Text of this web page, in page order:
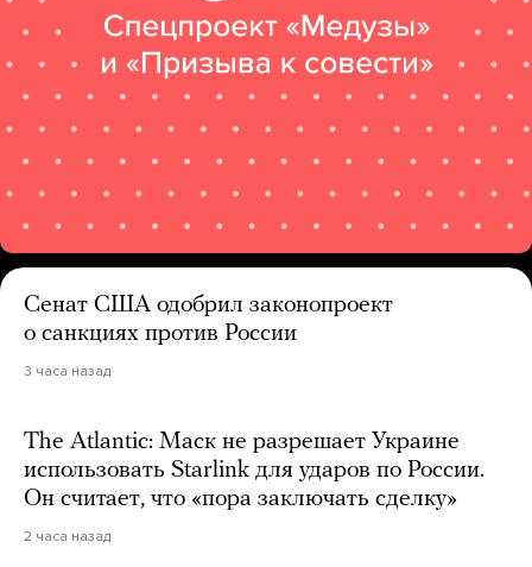
Сенат США одобрил законопроект
о санкциях против России
3 часа назад
The Atlantic: Маск не разрешает Украине
использовать Starlink для ударов по России.
Он считает, что «пора заключать сделку»
2 часа назад